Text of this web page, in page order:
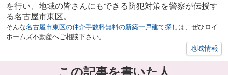
を行い、地域の皆さんにもできる防犯対策を警察が伝授す
る名古屋市東区。
そんな名古屋市東区の仲介手数料無料の新築一戸建て探し は、ぜひロイ
ホームズ不動産へご相談下さい。
地域情報
この記事を書いた人